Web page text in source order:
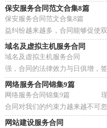
系。那么合同要怎么拟定？想必这
保安服务合同范文合集8篇
保安服务合同范文合集8篇
益纠纷越来越多，合同能够促使
那么相关的合同到底怎么写呢？
域名及虚拟主机服务合同
域名及虚拟主机服务合同 现
强，合同的法律效力与日俱增，
免不必要的争端。那么我们拟定
网络服务合同锦集9篇
网络服务合同锦集9篇 现今
合同对我们的约束力越来越不可
可以享有一定的自由。那么大家知
网站建设服务合同